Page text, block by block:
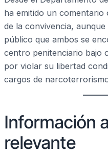
ha emitido un comentario
de la convivencia,
público que ambos se
centro penitenciario bajo
por violar su libertad
cargos de
Información
relevante